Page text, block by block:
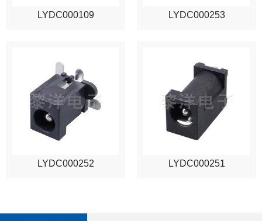
LYDC000109 LYDC000253
LYDC000252 LYDC000251